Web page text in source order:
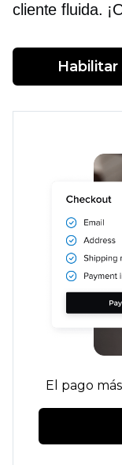
cliente fluida.
Habilitar
El pago